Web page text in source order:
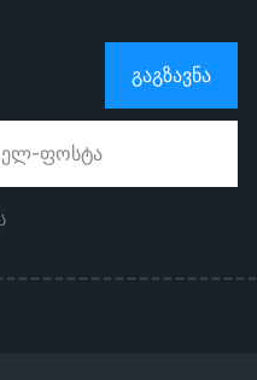
ᲒᲐᲒᲖᲐᲕᲜᲐ